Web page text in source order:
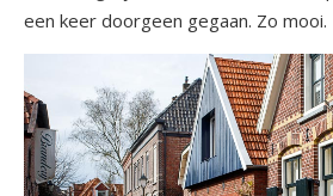
een keer doorgeen gegaan. Zo mooi.